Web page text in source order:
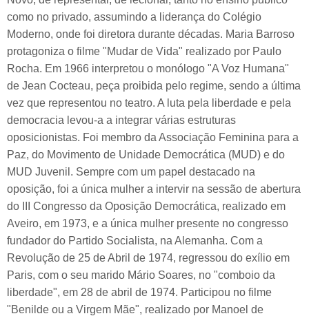
como no privado, assumindo a liderança do Colégio
Moderno, onde foi diretora durante décadas. Maria Barroso
protagoniza o filme "Mudar de Vida" realizado por Paulo
Rocha. Em 1966 interpretou o monólogo "A Voz Humana"
de Jean Cocteau, peça proibida pelo regime, sendo a última
vez que representou no teatro. A luta pela liberdade e pela
democracia levou-a a integrar várias estruturas
oposicionistas. Foi membro da Associação Feminina para a
Paz, do Movimento de Unidade Democrática (MUD) e do
MUD Juvenil. Sempre com um papel destacado na
oposição, foi a única mulher a intervir na sessão de abertura
do III Congresso da Oposição Democrática, realizado em
Aveiro, em 1973, e a única mulher presente no congresso
fundador do Partido Socialista, na Alemanha. Com a
Revolução de 25 de Abril de 1974, regressou do exílio em
Paris, com o seu marido Mário Soares, no "comboio da
liberdade", em 28 de abril de 1974. Participou no filme
"Benilde ou a Virgem Mãe", realizado por Manoel de